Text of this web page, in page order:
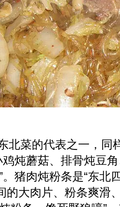
北菜的代表之一，同
鸡炖蘑菇、排骨炖豆
。猪肉炖粉条是“东北
的大肉片、粉条爽滑